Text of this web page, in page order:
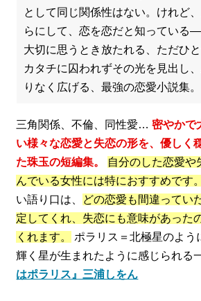
として同じ関係性はない。けれど
らにして、恋を恋だと知っている
大切に思うとき放たれる、ただひと
カタチに囚われずその光を見出し
りなく広げる、最強の恋愛小説集。
三角関係、不倫、同性愛…密やかで
い様々な恋愛と失恋の形を、優しく
た珠玉の短編集。
自分のした恋愛や
んでいる女性には特におすすめです。
い語り口は、 どの恋愛も間違ってい
定してくれ、失恋にも意味があった
くれます。
ポラリス＝北極星のよう
輝く星が生まれたように感じられる
はポラリス』三浦しをん